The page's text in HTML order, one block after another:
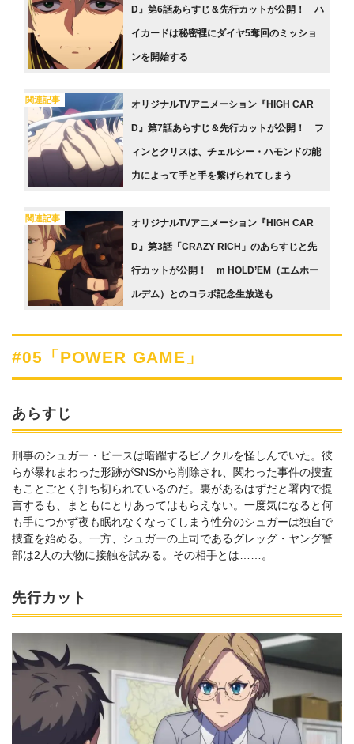
D』第6話あらすじ＆先行カットが公開！ ハ
イカードは秘密裡にダイヤ5奪回のミッショ
ンを開始する
関連記事 オリジナルTVアニメーション『HIGH CAR
D』第7話あらすじ＆先行カットが公開！ フ
ィンとクリスは、チェルシー・ハモンドの能
力によって手と手を繋げられてしまう
関連記事 オリジナルTVアニメーション『HIGH CAR
D』第3話「CRAZY RICH」のあらすじと先
行カットが公開！ m HOLD’EM（エムホー
ルデム）とのコラボ記念生放送も
#05「POWER GAME」
あらすじ
刑事のシュガー・ピースは暗躍するピノクルを怪しんでいた。彼
らが暴れまわった形跡がSNSから削除され、関わった事件の捜査
もことごとく打ち切られているのだ。裏があるはずだと署内で提
言するも、まともにとりあってはもらえない。一度気になると何
も手につかず夜も眠れなくなってしまう性分のシュガーは独自で
捜査を始める。一方、シュガーの上司であるグレッグ・ヤング警
部は2人の大物に接触を試みる。その相手とは……。
先行カット